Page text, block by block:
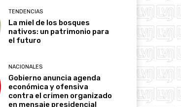
TENDENCIAS
La miel de los bosques
nativos: un patrimonio para
el futuro
NACIONALES
Gobierno anuncia agenda
económica y ofensiva
contra el crimen organizado
en mensaje presidencial